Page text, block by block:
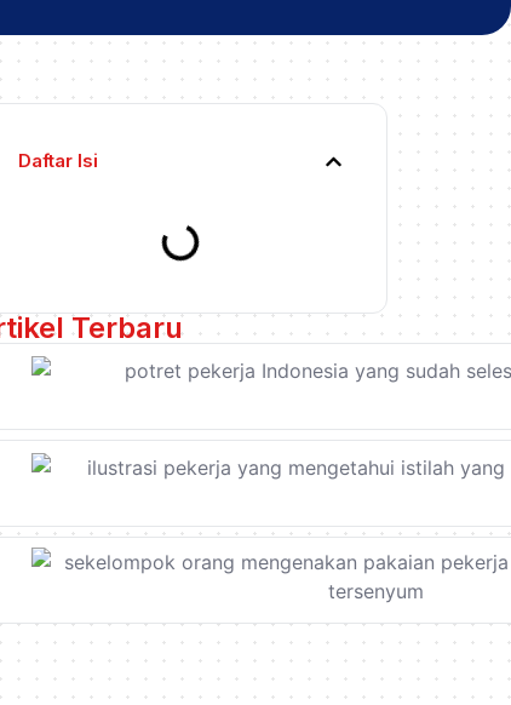
Daftar Isi
Terbaru